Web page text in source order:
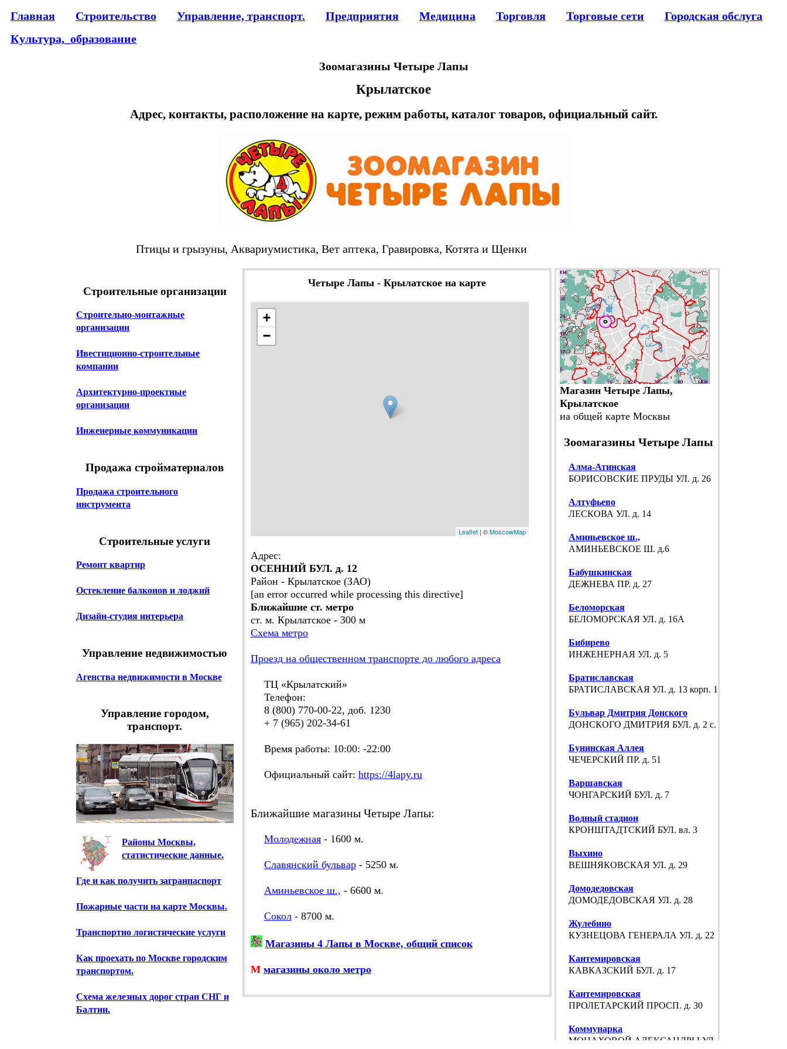
Главная Строительство Управление, транспорт. Предприятия Медицина Торговля Торговые сети
Городская обслуга
Культура,_образование
Зоомагазины Четыре Лапы
Крылатское
Адрес, контакты, расположение на карте, режим работы, каталог товаров, официальный сайт.
Птицы и грызуны, Аквариумистика, Вет аптека, Гравировка, Котята и Щенки
Строительные организации
Строительно-монтажные
организации
Ивестиционно-строительные
компании
Архитектурно-проектные
организации
Инженерные коммуникации
Продажа стройматериалов
Продажа строительного
инструмента
Строительные услуги
Ремонт квартир
Остекление балконов и лоджий
Дизайн-студия интерьера
Управление недвижимостью
Агенства недвижимости в Москве
Управление городом,
транспорт.
Районы Москвы,
статистические данные.
Где и как получить загранпаспорт
Пожарные части на карте Москвы.
Транспортно логистические услуги
Как проехать по Москве городским
транспортом.
Схема железных дорог стран СНГ и
Балтии.
Четыре Лапы - Крылатское на карте
+
−
Leaflet| ©MoscowMap
Адрес:
ОСЕННИЙ БУЛ. д. 12
Район - Крылатское (ЗАО)
[an error occurred while processing this directive]
Ближайшие ст. метро
ст. м. Крылатское - 300 м
Схема метро
Проезд на общественном транспорте до любого адреса
ТЦ «Крылатский»
Телефон:
8 (800) 770-00-22, доб. 1230
+ 7 (965) 202-34-61
Время работы: 10:00: -22:00
Официальный сайт: https://4lapy.ru
Ближайшие магазины Четыре Лапы:
Молодежная- 1600 м.
Славянский бульвар- 5250 м.
Аминьевское ш., - 6600 м.
Сокол- 8700 м.
Магазины 4 Лапы в Москве, общий список
М магазины около метро
Магазин Четыре Лапы,
Крылатское
на общей карте Москвы
Зоомагазины Четыре Лапы
Алма-Атинская
БОРИСОВСКИЕ ПРУДЫ УЛ. д. 26
Алтуфьево
ЛЕСКОВА УЛ. д. 14
Аминьевское ш.,
АМИНЬЕВСКОЕ Ш. д.6
Бабушкинская
ДЕЖНЕВА ПР. д. 27
Беломорская
БЕЛОМОРСКАЯ УЛ. д. 16А
Бибирево
ИНЖЕНЕРНАЯ УЛ. д. 5
Братиславская
БРАТИСЛАВСКАЯ УЛ. д. 13 корп. 1
Бульвар Дмитрия Донского
ДОНСКОГО ДМИТРИЯ БУЛ. д. 2 с. 1
Бунинская Аллея
ЧЕЧЕРСКИЙ ПР. д. 51
Варшавская
ЧОНГАРСКИЙ БУЛ. д. 7
Водный стадион
КРОНШТАДТСКИЙ БУЛ. вл. 3
Выхино
ВЕШНЯКОВСКАЯ УЛ. д. 29
Домодедовская
ДОМОДЕДОВСКАЯ УЛ. д. 28
Жулебино
КУЗНЕЦОВА ГЕНЕРАЛА УЛ. д. 22
Кантемировская
КАВКАЗСКИЙ БУЛ. д. 17
Кантемировская
ПРОЛЕТАРСКИЙ ПРОСП. д. 30
Коммунарка
МОНАХОВОЙ АЛЕКСАНДРЫ УЛ. д. 30